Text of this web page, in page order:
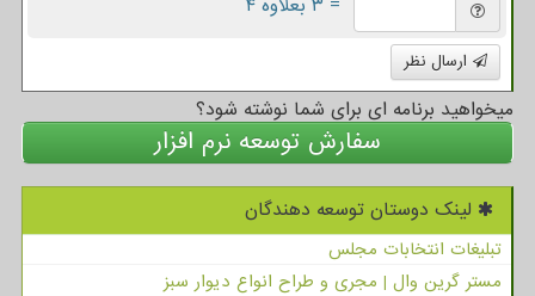
ارسال نظر
میخواهید برنامه ای برای شما نوشته شود؟
سفارش توسعه نرم افزار
لینک دوستان توسعه دهندگان
تبلیغات انتخابات مجلس
مستر گرین وال | مجری و طراح انواع دیوار سبز